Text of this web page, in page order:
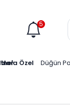
5
Özel Düğün